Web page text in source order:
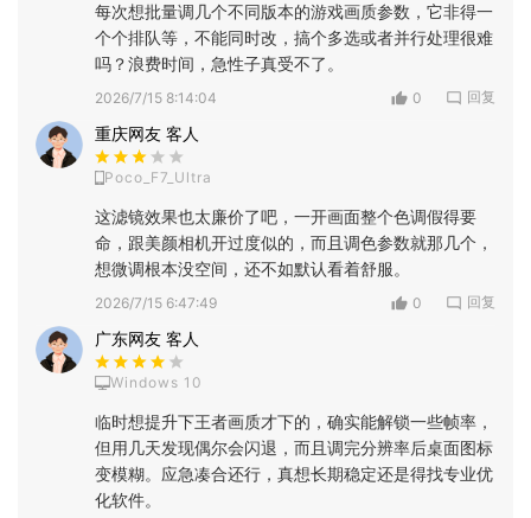
每次想批量调几个不同版本的游戏画质参数，它非得一
个个排队等，不能同时改，搞个多选或者并行处理很难
吗？浪费时间，急性子真受不了。
2026/7/15 8:14:04 0 回复
重庆网友 客人
Poco_F7_Ultra
这滤镜效果也太廉价了吧，一开画面整个色调假得要
命，跟美颜相机开过度似的，而且调色参数就那几个，
想微调根本没空间，还不如默认看着舒服。
2026/7/15 6:47:49 0 回复
广东网友 客人
Windows 10
临时想提升下王者画质才下的，确实能解锁一些帧率，
但用几天发现偶尔会闪退，而且调完分辨率后桌面图标
变模糊。应急凑合还行，真想长期稳定还是得找专业优
化软件。